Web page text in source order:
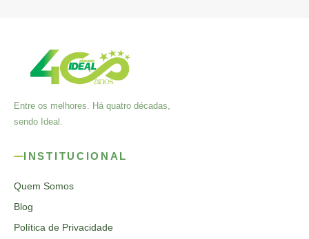
Entre os melhores. Há quatro décadas,
sendo Ideal.
INSTITUCIONAL
Quem Somos
Blog
Política de Privacidade